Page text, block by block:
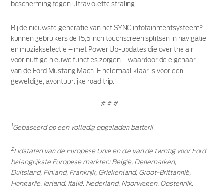
bescherming tegen ultraviolette straling.
Bij de nieuwste generatie van het SYNC infotainmentsysteem5
kunnen gebruikers de 15,5 inch touchscreen splitsen in navigatie
en muziekselectie – met Power Up-updates die over the air
voor nuttige nieuwe functies zorgen – waardoor de eigenaar
van de Ford Mustang Mach-E helemaal klaar is voor een
geweldige, avontuurlijke road trip.
# # #
1Gebaseerd op een volledig opgeladen batterij
2Lidstaten van de Europese Unie en die van de twintig voor Ford
belangrijkste Europese markten: België, Denemarken,
Duitsland, Finland, Frankrijk, Griekenland, Groot-Brittannië,
Hongarije, Ierland, Italië, Nederland, Noorwegen, Oostenrijk,